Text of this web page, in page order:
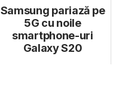
Samsung pariază pe
5G cu noile
smartphone-uri
Galaxy S20